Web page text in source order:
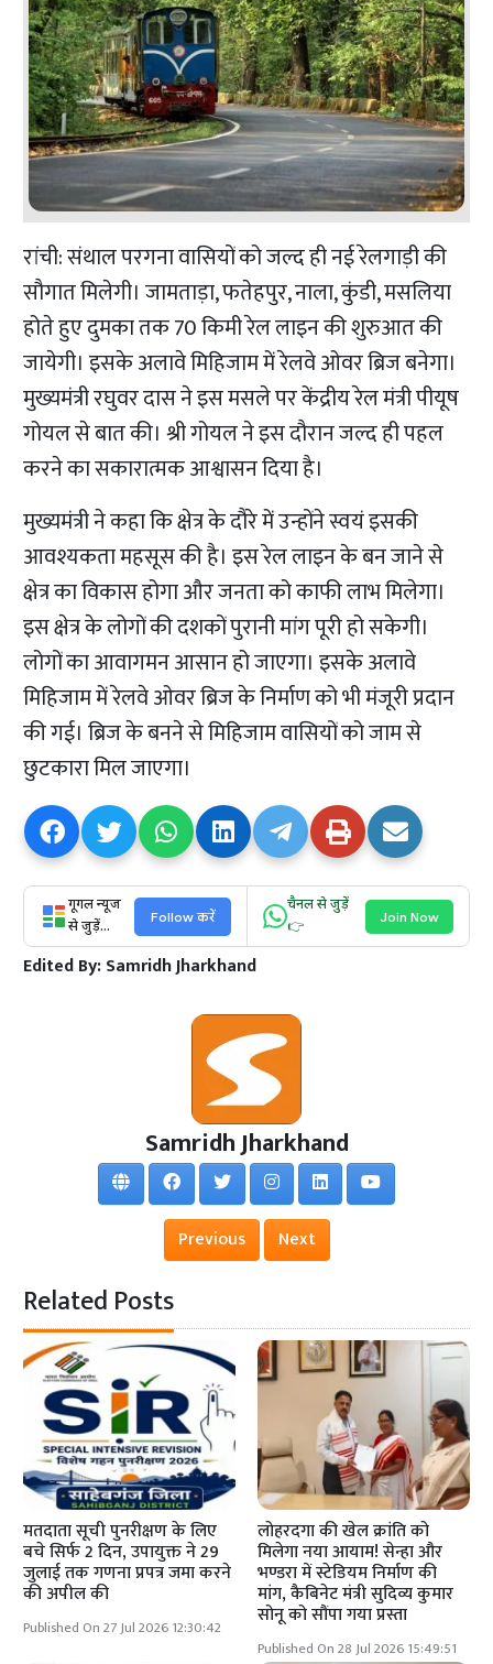
रांची: संथाल परगना वासियों को जल्द ही नई रेलगाड़ी की
सौगात मिलेगी। जामताड़ा, फतेहपुर, नाला, कुंडी, मसलिया
होते हुए दुमका तक 70 किमी रेल लाइन की शुरुआत की
जायेगी। इसके अलावे मिहिजाम में रेलवे ओवर ब्रिज बनेगा।
मुख्यमंत्री रघुवर दास ने इस मसले पर केंद्रीय रेल मंत्री पीयूष
गोयल से बात की। श्री गोयल ने इस दौरान जल्द ही पहल
करने का सकारात्मक आश्वासन दिया है।
मुख्यमंत्री ने कहा कि क्षेत्र के दौरे में उन्होंने स्वयं इसकी
आवश्यकता महसूस की है। इस रेल लाइन के बन जाने से
क्षेत्र का विकास होगा और जनता को काफी लाभ मिलेगा।
इस क्षेत्र के लोगों की दशकों पुरानी मांग पूरी हो सकेगी।
लोगों का आवागमन आसान हो जाएगा। इसके अलावे
मिहिजाम में रेलवे ओवर ब्रिज के निर्माण को भी मंजूरी प्रदान
की गई। ब्रिज के बनने से मिहिजाम वासियों को जाम से
छुटकारा मिल जाएगा।
गूगल न्यूज
से जुड़ें...
Follow करें
चैनल से जुड़ें
👉
Join Now
Edited By:Samridh Jharkhand
Samridh Jharkhand
Previous Next
Related Posts
मतदाता सूची पुनरीक्षण के लिए
बचे सिर्फ 2 दिन, उपायुक्त ने 29
जुलाई तक गणना प्रपत्र जमा करने
की अपील की
Published On 27 Jul 2026 12:30:42
लोहरदगा की खेल क्रांति को
मिलेगा नया आयाम! सेन्हा और
भण्डरा में स्टेडियम निर्माण की
मांग, कैबिनेट मंत्री सुदिव्य कुमार
सोनू को सौंपा गया प्रस्ता
Published On 28 Jul 2026 15:49:51